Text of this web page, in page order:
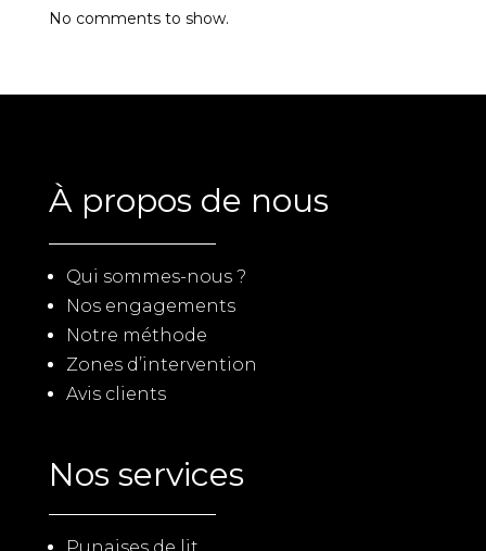
No comments to show.
À propos de nous
Qui sommes-nous ?
Nos engagements
Notre méthode
Zones d’intervention
Avis clients
Nos services